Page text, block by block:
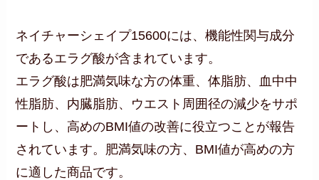
ネイチャーシェイプ15600には、機能性関与成分
であるエラグ酸が含まれています。
エラグ酸は肥満気味な方の体重、体脂肪、血中中
性脂肪、内臓脂肪、ウエスト周囲径の減少をサポ
ートし、高めのBMI値の改善に役立つことが報告
されています。肥満気味の方、BMI値が高めの方
に適した商品です。